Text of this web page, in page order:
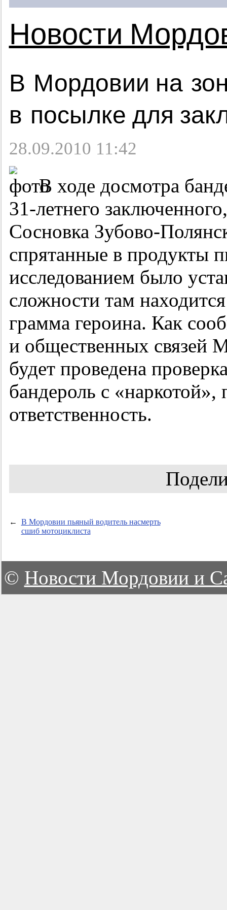
Новости
В Мордовии на
в посылке для
28.09.2010 11:42
В ходе досмотра
31-летнего
Сосновка Зубово-
спрятанные в продукты
исследованием было
сложности там
грамма героина. Как
и общественных
будет проведена
бандероль с
ответственность.
←
В Мордовии пьяный водитель насмерть
сшиб мотоциклиста
© Новости Мордовии и